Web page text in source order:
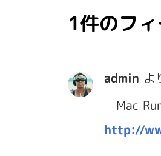
1件のフ
admin よ
Mac
http://